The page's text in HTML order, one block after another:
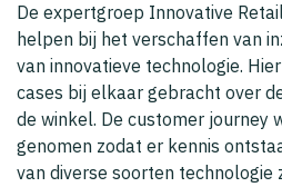
De expertgroep Innovative
helpen bij het verschaffen van
van innovatieve technologie.
cases bij elkaar gebracht over
de winkel. De customer journey
genomen zodat er kennis
van diverse soorten technologie